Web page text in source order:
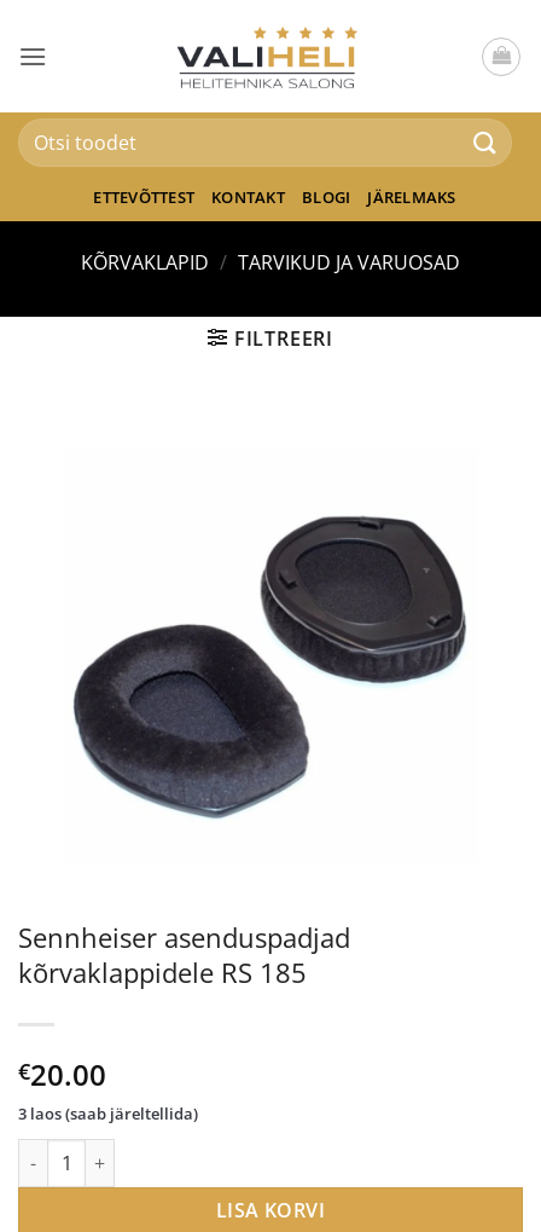
content
Otsi:
ETTEVÕTTEST KONTAKT BLOGI JÄRELMAKS
KÕRVAKLAPID / TARVIKUD JA VARUOSAD
FILTREERI
Sennheiser asenduspadjad
kõrvaklappidele RS 185
€20.00
3 laos (saab järeltellida)
Sennheiser asenduspadjad kõrvaklappidele RS 185 kogus
LISA KORVI